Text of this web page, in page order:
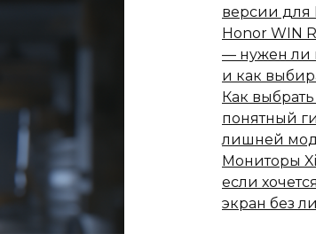
версии для
Honor WIN
— нужен ли
и как
Как
понятный
лишней
Мониторы
если
экран без